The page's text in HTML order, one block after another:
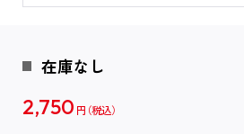
在庫なし
2,750 円